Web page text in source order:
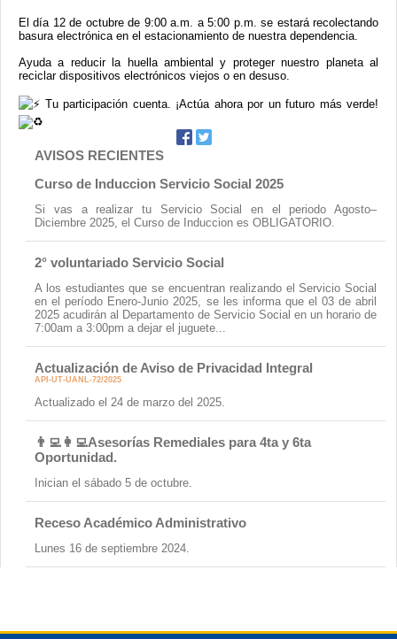
El día 12 de octubre de 9:00 a.m. a 5:00 p.m. se estará recolectando
basura electrónica en el estacionamiento de nuestra dependencia.
Ayuda a reducir la huella ambiental y proteger nuestro planeta al
reciclar dispositivos electrónicos viejos o en desuso.
Tu participación cuenta. ¡Actúa ahora por un futuro más verde!
AVISOS RECIENTES
Curso de Induccion Servicio Social 2025
Si vas a realizar tu Servicio Social en el periodo Agosto–
Diciembre 2025, el Curso de Induccion es OBLIGATORIO.
2° voluntariado Servicio Social
A los estudiantes que se encuentran realizando el Servicio Social
en el período Enero-Junio 2025, se les informa que el 03 de abril
2025 acudirán al Departamento de Servicio Social en un horario de
7:00am a 3:00pm a dejar el juguete...
Actualización de Aviso de Privacidad Integral
API-UT-UANL-72/2025
Actualizado el 24 de marzo del 2025.
👨‍💻👩‍💻Asesorías Remediales para 4ta y 6ta
Oportunidad.
Inician el sábado 5 de octubre.
Receso Académico Administrativo
Lunes 16 de septiembre 2024.